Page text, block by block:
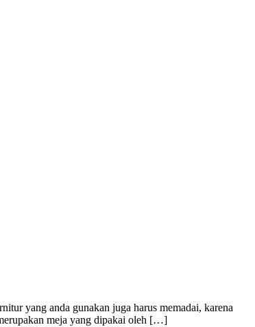
yang anda gunakan juga harus memadai, karena
meja yang dipakai oleh […]